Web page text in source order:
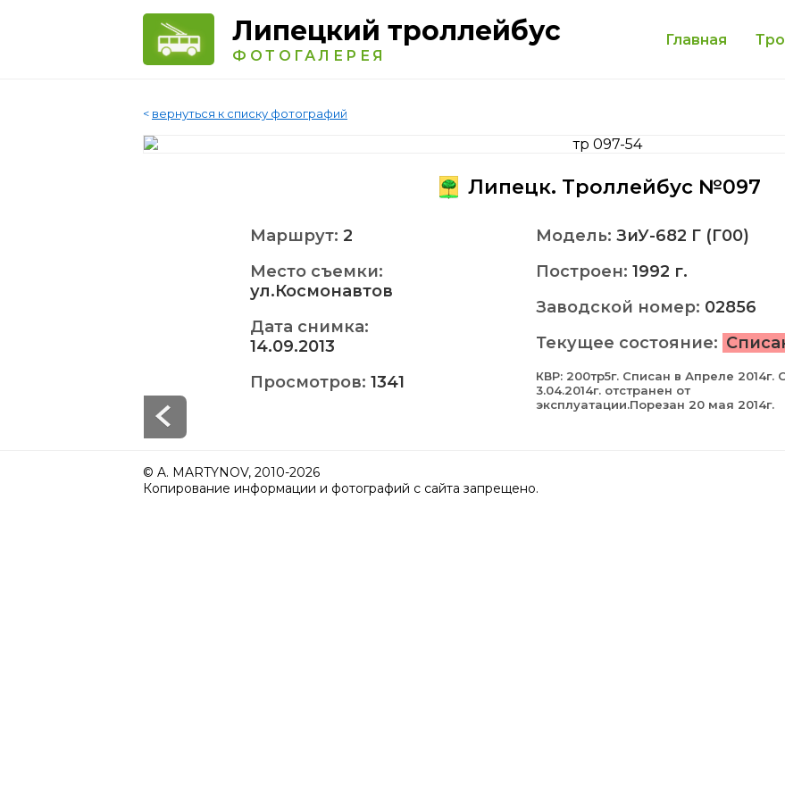
Липецкий троллейбус
ФОТОГАЛЕРЕЯ
Главная
< вернуться к списку фотографий
Липецк. Троллейбус №097
Маршрут: 2
Место съемки:
ул.Космонавтов
Дата снимка:
14.09.2013
Просмотров: 1341
Модель: ЗиУ-682 Г (Г00)
Построен: 1992 г.
Заводской номер: 02856
Текущее состояние:
КВР: 200тр5г. Cписан в Апреле 2014г.
3.04.2014г. отстранен от
эксплуатации.Порезан 20 мая 2014г.
© A. MARTYNOV, 2010-2026
Копирование информации и фотографий с сайта запрещено.